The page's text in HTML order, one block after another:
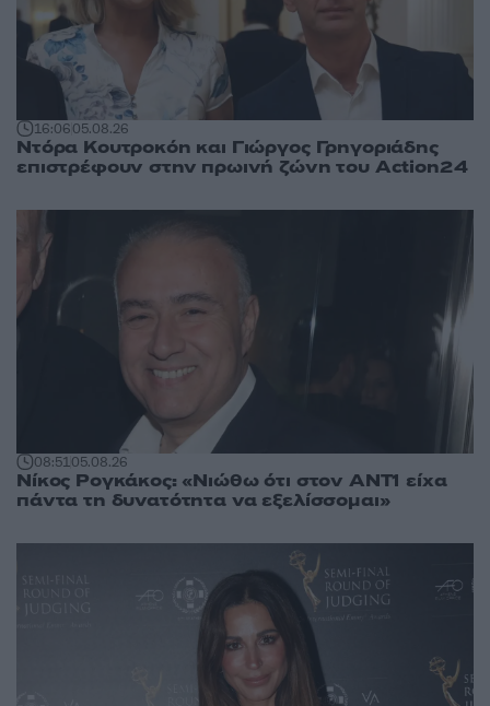
16:0605.08.26
Ντόρα Κουτροκόη και Γιώργος Γρηγοριάδης
επιστρέφουν στην πρωινή ζώνη του Action24
08:5105.08.26
Νίκος Ρογκάκος: «Νιώθω ότι στον ΑΝΤ1 είχα
πάντα τη δυνατότητα να εξελίσσομαι»